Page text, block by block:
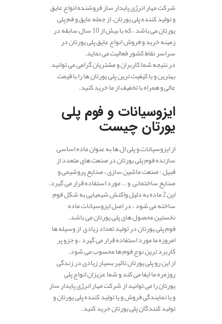
شرکت مهار انرژی پایدار ساز فروشنده انواع عایق
و تولید کننده پلی یورتان، از جمله عایق و فم پلی
یورتان می باشد ، که با بیش از 10 سال سابقه در
زمینه خرید و فروش انواع عایق پلی یورتان در
سراسر نقاط کشور فعالیت می نماید.
در نتیجه شما کاربران و مشتریان گرامی می توانید
بهترین و با کیفیت ترین پلی یورتان ها را با قیمت
عالی و همراه با تخفیف از ما خرید کنید.
ایزوسیانات و فوم پلی
یورتان چیست
از ایزوسیانات‌ و پلی ال ها به عنوان ماده اساسی
سازنده فوم پلی یورتان در صنعت های متعدد از
قبیل : صنعت ماشین سازی ، صنایع پروشیمی و
صنایع ساختمانی و … مورد استفاده قرار می گیرد.
این 2 ماده به دلیل واکنش‌ شیمیایی به شکل فوم
ساخته می شود ، در اصل ایزوسیانات ماده
نخستین محصول های پلی یورتان می باشد.
فوم پلی یورتان در تولید تعداد زیادی از وسیله ها
امروزه ما مورد استفاده قرار می گیرد ، و جزو پر
کاربرد ترین نوع فوم ها محسوب می شود.
از این رو پلی یورتان تاثیر بسیار زیادی در زندگی
روزمره ما ایفا می کند و شما عزیزان انواع پلی
یورتان را می توانید از شرکت مهار انرژی پایدار ساز
و یا نمایندگی فروش و یا تولید کننده پلی یورتان و
تولید کنندگان پلی یورتان خرید کنید.